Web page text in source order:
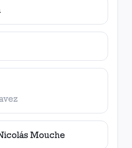
Mouche